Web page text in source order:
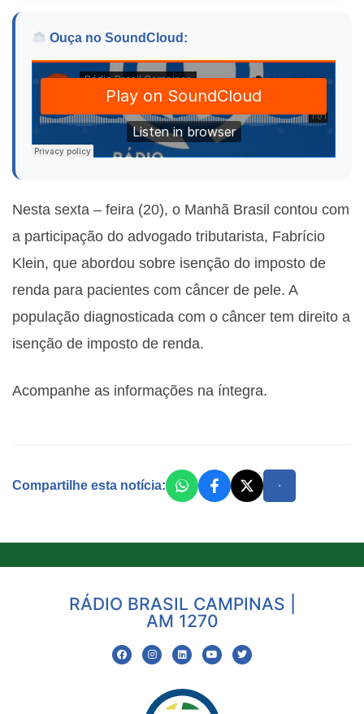
Ouça no SoundCloud:
Nesta sexta – feira (20), o Manhã Brasil contou com
a participação do advogado tributarista, Fabrício
Klein, que abordou sobre isenção do imposto de
renda para pacientes com câncer de pele. A
população diagnosticada com o câncer tem direito a
isenção de imposto de renda.
Acompanhe as informações na íntegra.
Compartilhe esta notícia:
RÁDIO BRASIL CAMPINAS |
AM 1270